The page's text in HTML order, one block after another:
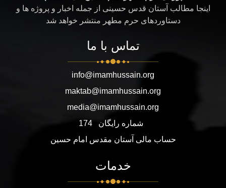
اینجا مطالب آستان قدس حسینی از جمله اخبار و پروژه ها و
دستاوردهای حرم مطهر منتشر خواهد شد
تماس با ما
info@imamhussain.org
maktab@imamhussain.org
media@imamhussain.org
شماره رایگان
174
حساب مالی آستان مقدس امام حسین
خدمات